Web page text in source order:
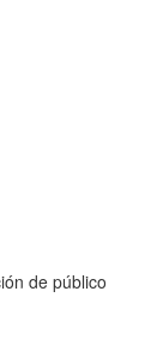
de público